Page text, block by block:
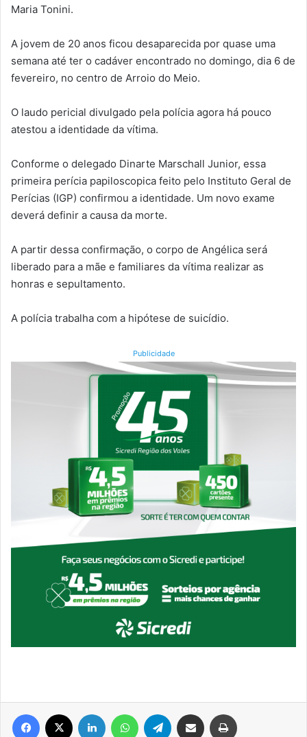
Maria Tonini.
A jovem de 20 anos ficou desaparecida por quase uma
semana até ter o cadáver encontrado no domingo, dia 6 de
fevereiro, no centro de Arroio do Meio.
O laudo pericial divulgado pela polícia agora há pouco
atestou a identidade da vítima.
Conforme o delegado Dinarte Marschall Junior, essa
primeira perícia papiloscopica feito pelo Instituto Geral de
Perícias (IGP) confirmou a identidade. Um novo exame
deverá definir a causa da morte.
A partir dessa confirmação, o corpo de Angélica será
liberado para a mãe e familiares da vítima realizar as
honras e sepultamento.
A polícia trabalha com a hipótese de suicídio.
Publicidade
Facebook Linkedin WhatsAppTelegram Compartilhar via e-mail